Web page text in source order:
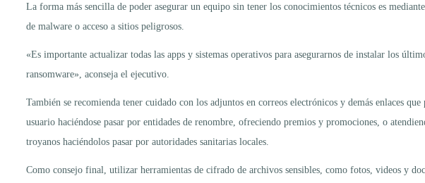
La forma más sencilla de poder asegurar un equipo sin tener los conocimientos técnicos es
de malware o acceso a sitios peligrosos.
«Es importante actualizar todas las apps y sistemas operativos para asegurarnos de instalar los
ransomware», aconseja el ejecutivo.
También se recomienda tener cuidado con los adjuntos en correos electrónicos y demás enlaces
usuario haciéndose pasar por entidades de renombre, ofreciendo premios y promociones, o
troyanos haciéndolos pasar por autoridades sanitarias locales.
Como consejo final, utilizar herramientas de cifrado de archivos sensibles, como fotos, videos y